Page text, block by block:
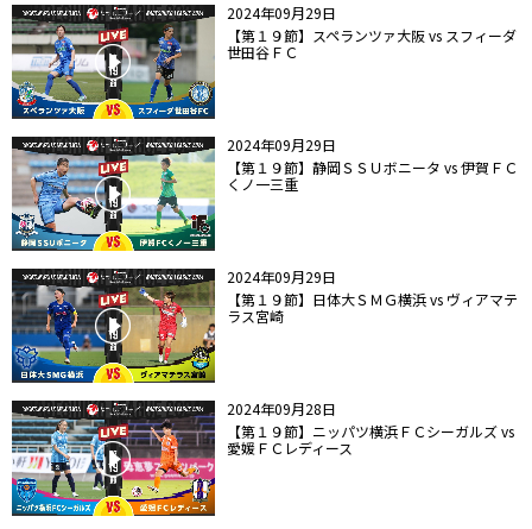
2024年09月29日
【第１９節】スペランツァ大阪 vs スフィーダ
世田谷ＦＣ
2024年09月29日
【第１９節】静岡ＳＳＵボニータ vs 伊賀ＦＣ
くノ一三重
2024年09月29日
【第１９節】日体大ＳＭＧ横浜 vs ヴィアマテ
ラス宮崎
2024年09月28日
【第１９節】ニッパツ横浜ＦＣシーガルズ vs
愛媛ＦＣレディース